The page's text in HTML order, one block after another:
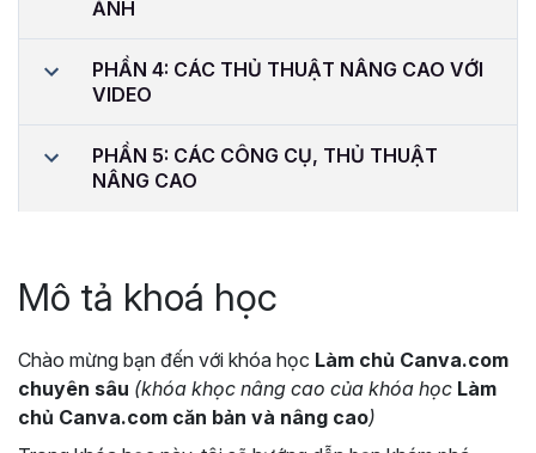
ẢNH
PHẦN 4: CÁC THỦ THUẬT NÂNG CAO VỚI
VIDEO
PHẦN 5: CÁC CÔNG CỤ, THỦ THUẬT
NÂNG CAO
Mô tả khoá học
Chào mừng bạn đến với khóa học Làm chủ Canva.com
chuyên sâu (khóa khọc nâng cao của khóa học Làm
chủ Canva.com căn bản và nâng cao)